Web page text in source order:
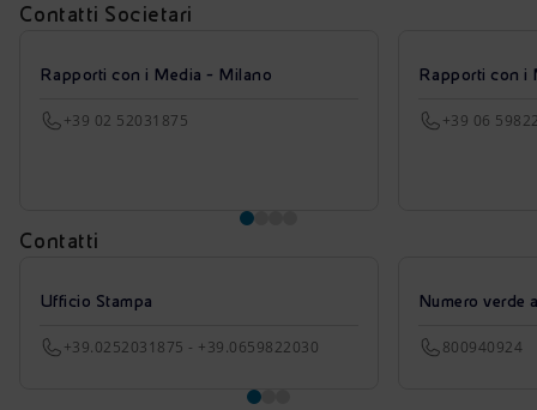
Contatti Societari
Rapporti con i Media - Milano
+39 02 52031875
Rapporti con i
+39 06
Contatti
Ufficio Stampa
+39.0252031875 - +39.0659822030
Numero verde
800940924